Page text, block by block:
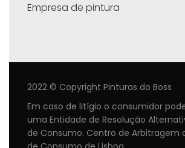
Empresa de pintura
2022 © Copyright Pinturas do Boss
Em caso de litígio o consumidor
uma Entidade de Resolução
de Consumo. Centro de Arbitragem